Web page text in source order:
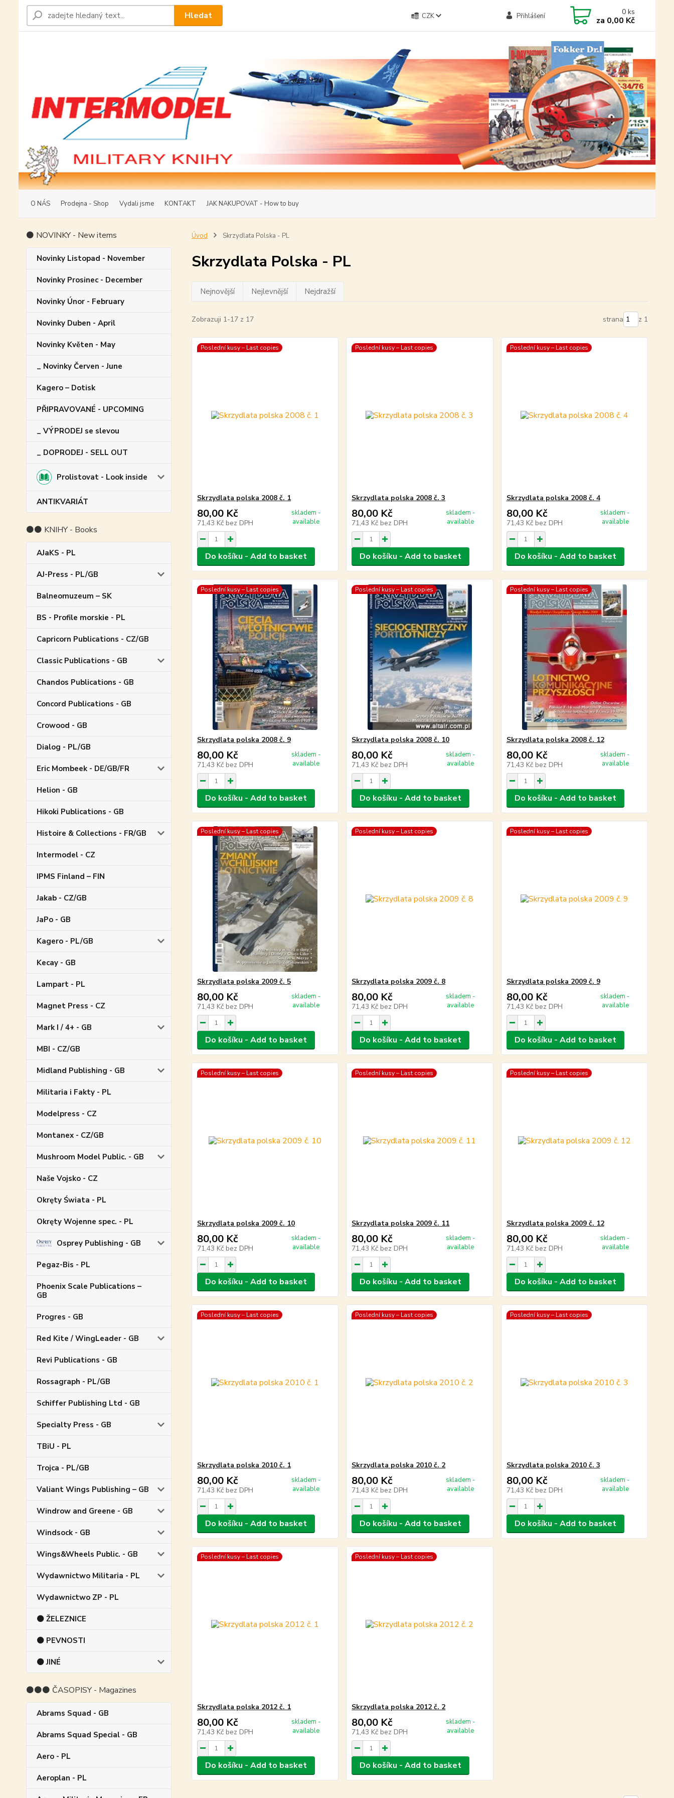
O NÁS Prodejna - Shop Vydali jsme KONTAKT JAK NAKUPOVAT - How to buy
CZK Přihlášení
Hledat 0 ks
za 0,00 Kč
⚫ NOVINKY - New items
Novinky Listopad - November
Novinky Prosinec - December
Novinky Únor - February
Novinky Duben - April
Novinky Květen - May
_ Novinky Červen - June
Kagero – Dotisk
PŘIPRAVOVANÉ - UPCOMING
_ VÝPRODEJ se slevou
_ DOPRODEJ - SELL OUT
Prolistovat - Look inside
ANTIKVARIÁT
⚫⚫ KNIHY - Books
AJaKS - PL
AJ-Press - PL/GB
Balneomuzeum – SK
BS - Profile morskie - PL
Capricorn Publications - CZ/GB
Classic Publications - GB
Chandos Publications - GB
Concord Publications - GB
Crowood - GB
Dialog - PL/GB
Eric Mombeek - DE/GB/FR
Helion - GB
Hikoki Publications - GB
Histoire & Collections - FR/GB
Intermodel - CZ
IPMS Finland – FIN
Jakab - CZ/GB
JaPo - GB
Kagero - PL/GB
Kecay - GB
Lampart - PL
Magnet Press - CZ
Mark I / 4+ - GB
MBI - CZ/GB
Midland Publishing - GB
Militaria i Fakty - PL
Modelpress - CZ
Montanex - CZ/GB
Mushroom Model Public. - GB
Naše Vojsko - CZ
Okręty Świata - PL
Okręty Wojenne spec. - PL
Osprey Publishing - GB
Pegaz-Bis - PL
Phoenix Scale Publications –
GB
Progres - GB
Red Kite / WingLeader - GB
Revi Publications - GB
Rossagraph - PL/GB
Schiffer Publishing Ltd - GB
Specialty Press - GB
TBiU - PL
Trojca - PL/GB
Valiant Wings Publishing – GB
Windrow and Greene - GB
Windsock - GB
Wings&Wheels Public. - GB
Wydawnictwo Militaria - PL
Wydawnictwo ZP - PL
⚫ ŽELEZNICE
⚫ PEVNOSTI
⚫ JINÉ
⚫⚫⚫ ČASOPISY - Magazines
Abrams Squad - GB
Abrams Squad Special - GB
Aero - PL
Aeroplan - PL
Úvod Skrzydlata Polska - PL
Skrzydlata Polska - PL
Nejnovější Nejlevnější Nejdražší
Zobrazuji 1-17 z 17 strana z 1
Poslední kusy – Last copies
Skrzydlata polska 2008 č. 1
80,00 Kč
71,43 Kč bez DPH
skladem -
available
Do košíku - Add to basket
Poslední kusy – Last copies
Skrzydlata polska 2008 č. 3
80,00 Kč
71,43 Kč bez DPH
skladem -
available
Do košíku - Add to basket
Poslední kusy – Last copies
Skrzydlata polska 2008 č. 4
80,00 Kč
71,43 Kč bez DPH
skladem -
available
Do košíku - Add to basket
Poslední kusy – Last copies
Skrzydlata polska 2008 č. 9
80,00 Kč
71,43 Kč bez DPH
skladem -
available
Do košíku - Add to basket
Poslední kusy – Last copies
Skrzydlata polska 2008 č. 10
80,00 Kč
71,43 Kč bez DPH
skladem -
available
Do košíku - Add to basket
Poslední kusy – Last copies
Skrzydlata polska 2008 č. 12
80,00 Kč
71,43 Kč bez DPH
skladem -
available
Do košíku - Add to basket
Poslední kusy – Last copies
Skrzydlata polska 2009 č. 5
80,00 Kč
71,43 Kč bez DPH
skladem -
available
Do košíku - Add to basket
Poslední kusy – Last copies
Skrzydlata polska 2009 č. 8
80,00 Kč
71,43 Kč bez DPH
skladem -
available
Do košíku - Add to basket
Poslední kusy – Last copies
Skrzydlata polska 2009 č. 9
80,00 Kč
71,43 Kč bez DPH
skladem -
available
Do košíku - Add to basket
Poslední kusy – Last copies
Skrzydlata polska 2009 č. 10
80,00 Kč
71,43 Kč bez DPH
skladem -
available
Do košíku - Add to basket
Poslední kusy – Last copies
Skrzydlata polska 2009 č. 11
80,00 Kč
71,43 Kč bez DPH
skladem -
available
Do košíku - Add to basket
Poslední kusy – Last copies
Skrzydlata polska 2009 č. 12
80,00 Kč
71,43 Kč bez DPH
skladem -
available
Do košíku - Add to basket
Poslední kusy – Last copies
Skrzydlata polska 2010 č. 1
80,00 Kč
71,43 Kč bez DPH
skladem -
available
Do košíku - Add to basket
Poslední kusy – Last copies
Skrzydlata polska 2010 č. 2
80,00 Kč
71,43 Kč bez DPH
skladem -
available
Do košíku - Add to basket
Poslední kusy – Last copies
Skrzydlata polska 2010 č. 3
80,00 Kč
71,43 Kč bez DPH
skladem -
available
Do košíku - Add to basket
Poslední kusy – Last copies
Skrzydlata polska 2012 č. 1
80,00 Kč
71,43 Kč bez DPH
skladem -
available
Do košíku - Add to basket
Poslední kusy – Last copies
Skrzydlata polska 2012 č. 2
80,00 Kč
71,43 Kč bez DPH
skladem -
available
Do košíku - Add to basket